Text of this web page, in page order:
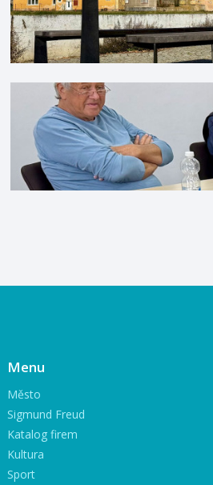
Menu
Město
Sigmund Freud
Katalog firem
Kultura
Sport